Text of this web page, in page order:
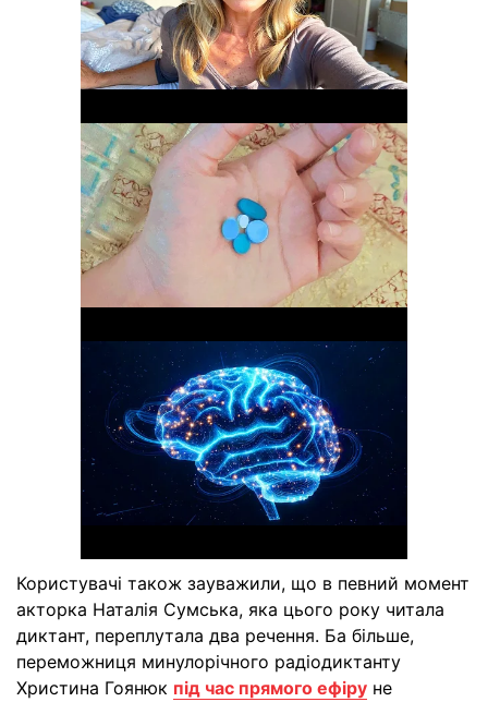
Користувачі також зауважили, що в певний момент
акторка Наталія Сумська, яка цього року читала
диктант, переплутала два речення. Ба більше,
переможниця минулорічного радіодиктанту
Христина Гоянюк під час прямого ефіру не